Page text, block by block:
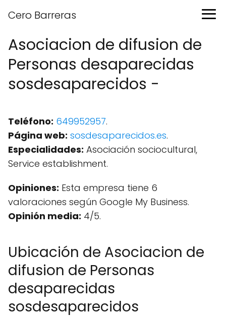
Cero Barreras
Asociacion de difusion de
Personas desaparecidas
sosdesaparecidos -
Teléfono: 649952957.
Página web: sosdesaparecidos.es.
Especialidades: Asociación sociocultural,
Service establishment.
Opiniones: Esta empresa tiene 6
valoraciones según Google My Business.
Opinión media: 4/5.
Ubicación de Asociacion de
difusion de Personas
desaparecidas
sosdesaparecidos